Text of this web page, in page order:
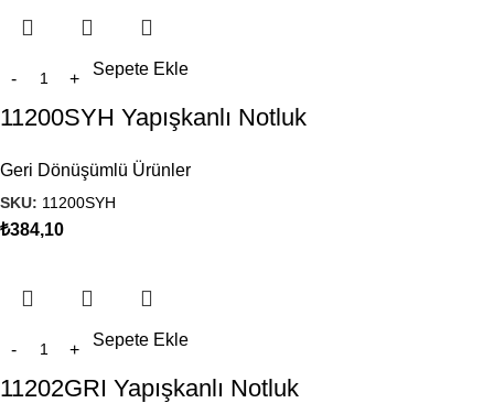
Sepete Ekle
11200SYH Yapışkanlı Notluk
Geri Dönüşümlü Ürünler
SKU: 11200SYH
₺384,10
Sepete Ekle
11202GRI Yapışkanlı Notluk